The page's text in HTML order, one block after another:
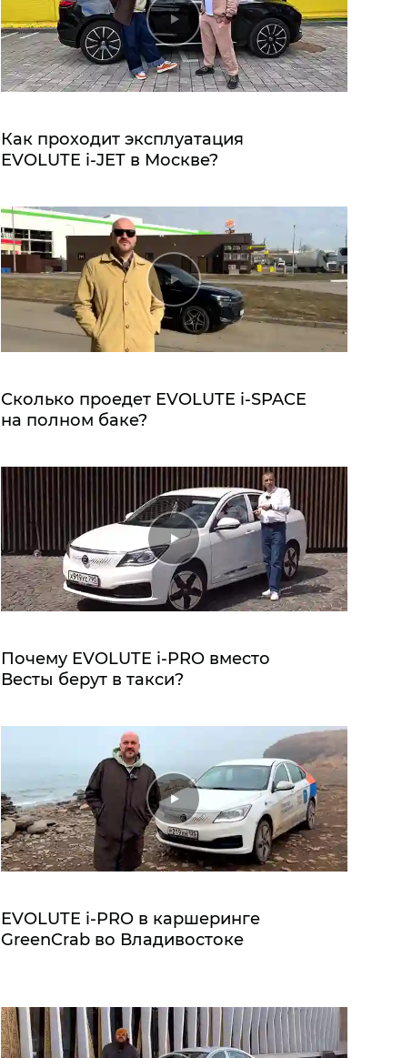
Как проходит эксплуатация
EVOLUTE i‑JET в Москве?
Сколько проедет EVOLUTE i‑SPACE
на полном баке?
Почему EVOLUTE i‑PRO вместо
Весты берут в такси?
EVOLUTE i‑PRO в каршеринге
GreenCrab во Владивостоке